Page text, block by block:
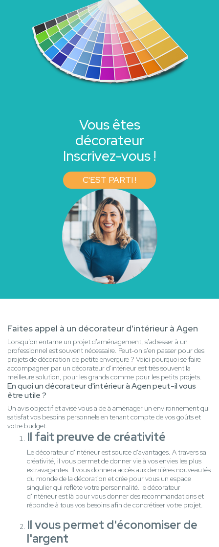
Vous êtes
décorateur
Inscrivez-vous !
C'EST PARTI !
Faites appel à un décorateur d'intérieur à Agen
Lorsqu'on entame un projet d'aménagement, s'adresser à un
professionnel est souvent nécessaire. Peut-on s'en passer pour des
projets de décoration de petite envergure ? Voici pourquoi se faire
accompagner par un décorateur d'intérieur est très souvent la
meilleure solution, pour les grands comme pour les petits projets.
En quoi un décorateur d'intérieur à Agen peut-il vous
être utile ?
Un avis objectif et avisé vous aide à aménager un environnement qui
satisfat vos besoins personnels en tenant compte de vos goûts et
votre budget.
Il fait preuve de créativité
Le décorateur d'intérieur est source d'avantages. A travers sa
créativité, il vous permet de donner vie à vos envies les plus
extravagantes. Il vous donnera accès aux dernières nouveautés
du monde de la décoration et crée pour vous un espace
singulier qui reflète votre personnalité. le décorateur
d'intérieur est là pour vous donner des recommandations et
répondre à tous vos besoins afin de concrétiser votre projet.
Il vous permet d'économiser de
l'argent